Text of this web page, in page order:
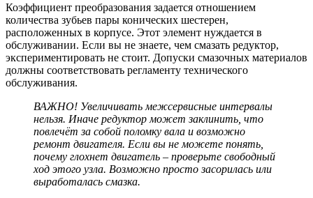
Коэффициент преобразования задается отношением
количества зубьев пары конических шестерен,
расположенных в корпусе. Этот элемент нуждается в
обслуживании. Если вы не знаете, чем смазать редуктор,
экспериментировать не стоит. Допуски смазочных материалов
должны соответствовать регламенту технического
обслуживания.
ВАЖНО! Увеличивать межсервисные интервалы
нельзя. Иначе редуктор может заклинить, что
повлечёт за собой поломку вала и возможно
ремонт двигателя. Если вы не можете понять,
почему глохнет двигатель – проверьте свободный
ход этого узла. Возможно просто засорилась или
выработалась смазка.